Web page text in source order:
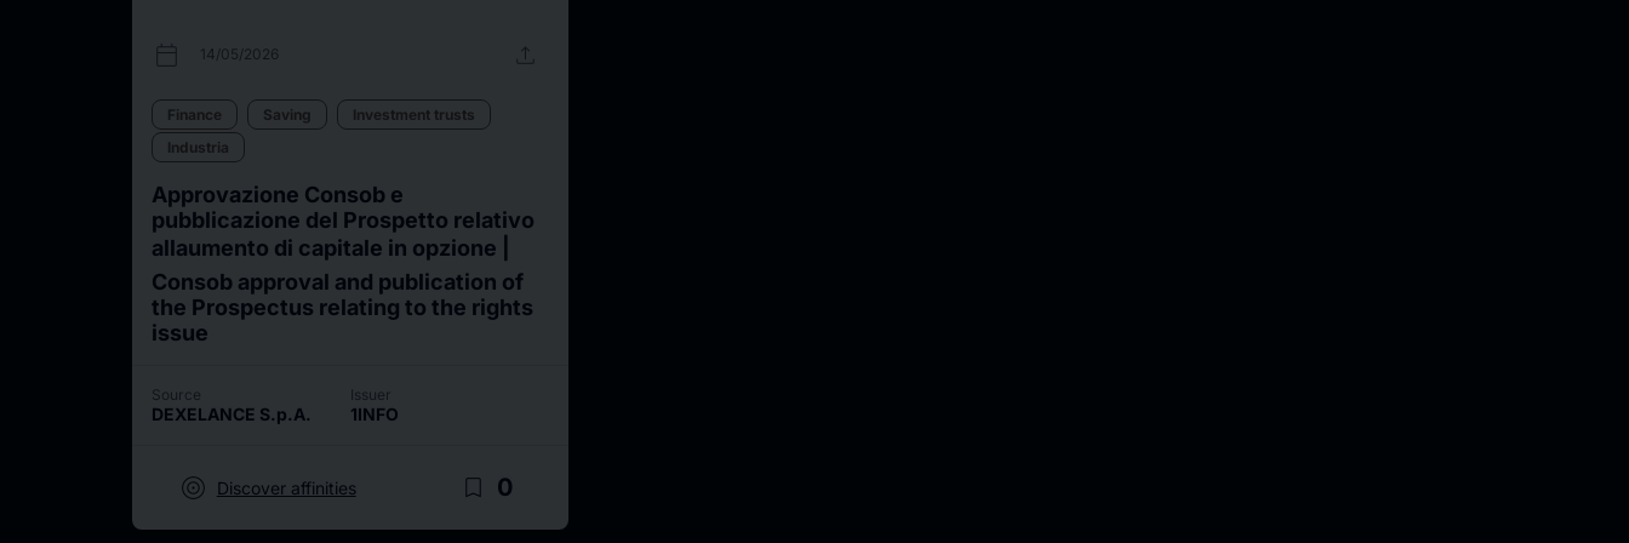
calendar_today 14/05/2026 upload
Finance Saving
Investment trusts
Industria
Approvazione Consob e
pubblicazione del Prospetto relativo
allaumento di capitale in opzione |
Consob approval and publication of
the Prospectus relating to the rights
issue
Source
DEXELANCE S.p.A.
Issuer
1INFO
target Discover affinities bookmark_border 0